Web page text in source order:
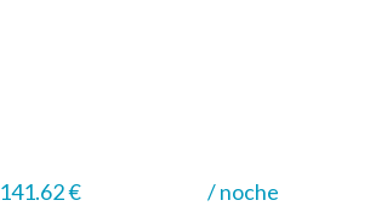
141.62 €
/ noche